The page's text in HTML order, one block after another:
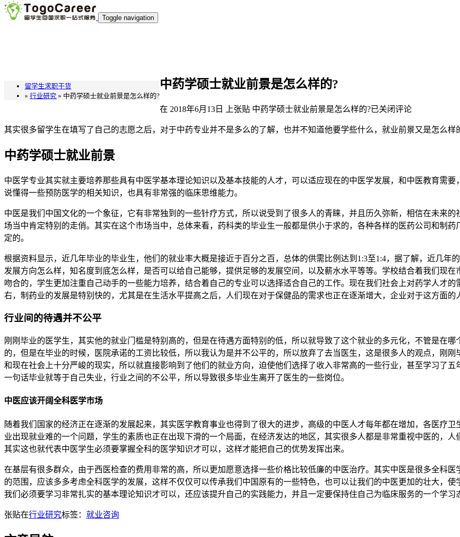
`
Toggle navigation
留学生求职干货
» 行业研究 » 中药学硕士就业前景是怎么样的?
中药学硕士就业前景是怎么样的?
在 2018年6月13日 上张贴 中药学硕士就业前景是怎么样的?已关闭评论
其实很多留学生在填写了自己的志愿之后，对于中药专业并不是多么的了解，也并不知道他要学些什么，就业前景又是怎么样
中药学硕士就业前景
中医学专业其实就主要培养那些具有中医学基本理论知识以及基本技能的人才，可以适应现在的中医学发展，和中医教育需
说懂得一些预防医学的相关知识，也具有非常强的临床思维能力。
中医是我们中国文化的一个象征，它有非常独到的一些针疗方式，所以说受到了很多人的青睐，并且历久弥新，相信在未来
场当中肯定特别的走俏。其实在这个市场当中，总体来看，药科类的毕业生一般都是供小于求的，各种各样的医药公司和制
定的。
根据资料显示，近几年毕业的毕业生，他们的就业率大概是接近于百分之百，总体的供需比例达到1:3至1:4，据了解，近几年
发展方向怎么样，知名度到底怎么样，是否可以给自己能够，提供足够的发展空间，以及薪水水平等等。学校结合着我们现
吻合的，学生更加注重自己动手的一些能力培养，结合着自己的专业可以选择适合自己的工作。现在我们社会上对药学人才
右，制药业的发展是特别快的，尤其是在生活水平提高之后，人们现在对于保健品的需求也正在逐渐增大，企业对于这方面的
行业间的待遇并不公平
刚刚毕业的医学生，其实他的就业门槛是特别高的，但是在待遇方面特别的低，所以就导致了这个就业的多元化，不管是在
的，但是在毕业的时候，医院承诺的工资比较低，所以我认为是并不公平的，所以放弃了去当医生，这是很多人的观点，刚
和现在社会上十分严峻的现实，所以就直接影响到了他们的就业方向，迫使他们选择了收入非常高的一些行业，甚至学习了
一句话毕业就等于自己失业，行业之间的不公平，所以导致很多毕业生离开了医生的一些岗位。
中医应该开阔全科医学市场
随着我们国家的经济正在逐渐的发展起来，其实医学教育事业也得到了很大的进步，高级的中医人才每年都在增加，各医疗
业出现就业难的一个问题，学生的素质也正在出现下滑的一个局面，在经济发达的地区，其实很多人都是非常重视中医的，
其实这也就代表中医学生必须要掌握全科的医学知识才可以，这样才能把自己的优势发挥出来。
在基层有很多群众，由于西医检查的费用非常的高，所以更加愿意选择一些价格比较低廉的中医治疗。其实中医是很多全科
的范围，应该多多考虑全科医学的发展，这样不仅仅可以传承我们中国原有的一些特色，也可以让我们的中医更加的壮大，
我们必须要学习非常扎实的基本理论知识才可以，还应该提升自己的实践能力，并且一定要保持住自己为临床服务的一个学习
张贴在行业研究标签： 就业咨询